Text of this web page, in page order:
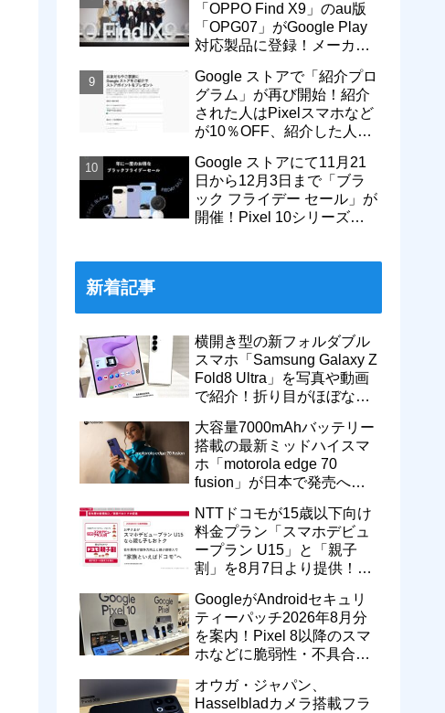
「OPPO Find X9」のau版
「OPG07」がGoogle Play
対応製品に登録！メーカー
売へ
Google ストアで「紹介プロ
グラム」が再び開始！紹介
された人はPixelスマホなど
が10％OFF、紹介した人は
ト付与
Google ストアにて11月21
日から12月3日まで「ブラ
ック フライデー セール」が
開催！Pixel 10シリーズや
新着記事
横開き型の新フォルダブル
スマホ「Samsung Galaxy Z
Fold8 Ultra」を写真や動画
で紹介！折り目がほぼない
ト】
大容量7000mAhバッテリー
搭載の最新ミッドハイスマ
ホ「motorola edge 70
fusion」が日本で発売へ！
過
NTTドコモが15歳以下向け
料金プラン「スマホデビュ
ープラン U15」と「親子
割」を8月7日より提供！親
550円割引に
GoogleがAndroidセキュリ
ティーパッチ2026年8月分
を案内！Pixel 8以降のスマ
ホなどに脆弱性・不具合の
新が提供開始
オウガ・ジャパン、
Hasselbladカメラ搭載フラ